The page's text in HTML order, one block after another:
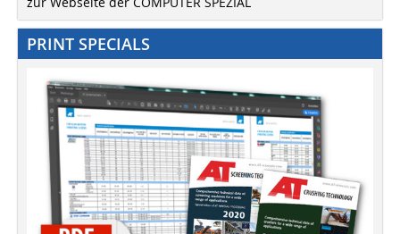
PRINT SPECIALS